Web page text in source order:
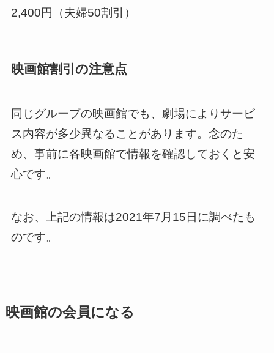
2,400円（夫婦50割引）
映画館割引の注意点
同じグループの映画館でも、劇場によりサービ
ス内容が多少異なることがあります。念のた
め、事前に各映画館で情報を確認しておくと安
心です。
なお、上記の情報は2021年7月15日に調べたも
のです。
映画館の会員になる